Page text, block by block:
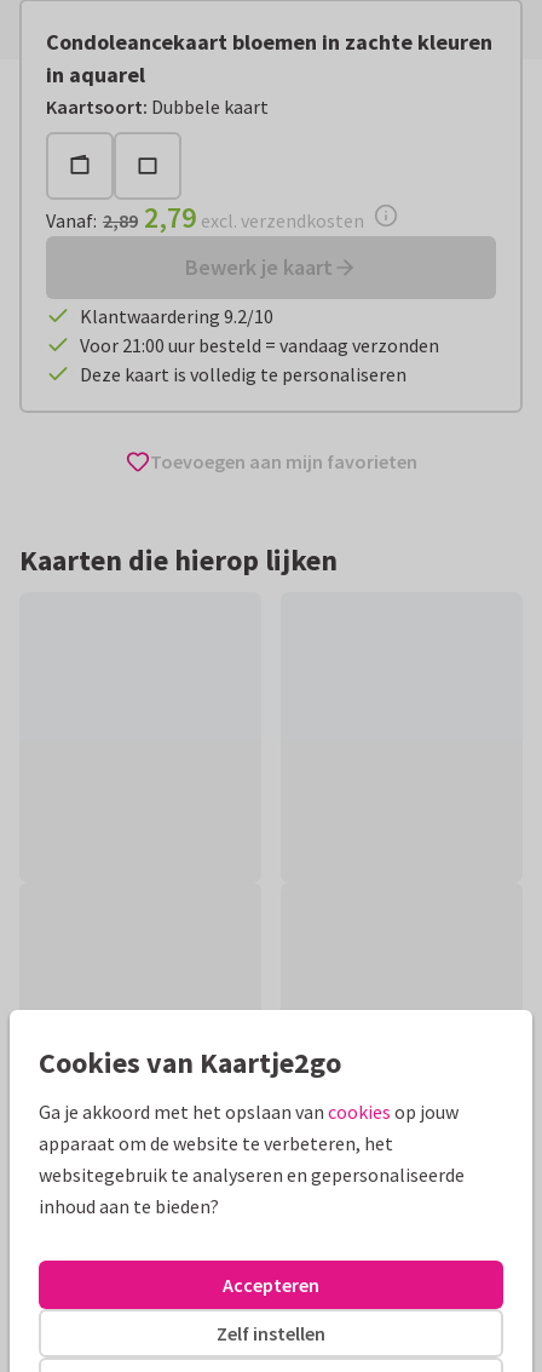
Condoleancekaart bloemen in zachte kleuren
in aquarel
Kaartsoort: Dubbele kaart
Vanaf:€ 2,79 excl. verzendkosten
Vanaf: 2,89 2,79 excl. verzendkosten
Bewerk je kaart
Klantwaardering 9.2/10
Voor 21:00 uur besteld = vandaag verzonden
Deze kaart is volledig te personaliseren
Toevoegen aan mijn favorieten
Kaarten die hierop lijken
Productinformatie
Stijlvolle condoleancekaart met bloemen in zachte kleuren
om iemand liefde en kracht te wensen bij het verlies van een
Cookies van Kaartje2go
Ga je akkoord met het opslaan van cookies op jouw
apparaat om de website te verbeteren, het
websitegebruik te analyseren en gepersonaliseerde
inhoud aan te bieden?
Zelf instellen
Accepteren